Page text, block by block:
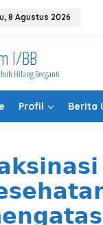
8 Agustus 2026
I/BB
Hilang Berganti
Profil Berita